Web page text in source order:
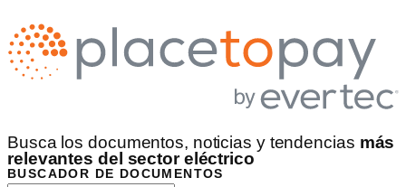
Busca los documentos, noticias y tendencias más
relevantes del sector eléctrico
BUSCADOR DE DOCUMENTOS